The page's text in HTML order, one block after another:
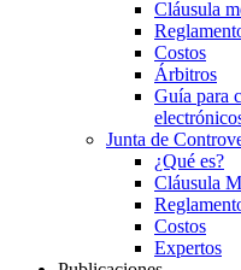
Cláusula
Costos
Árbitros
Guía para
Junta de
¿Qué es?
Cláusula
Costos
Expertos